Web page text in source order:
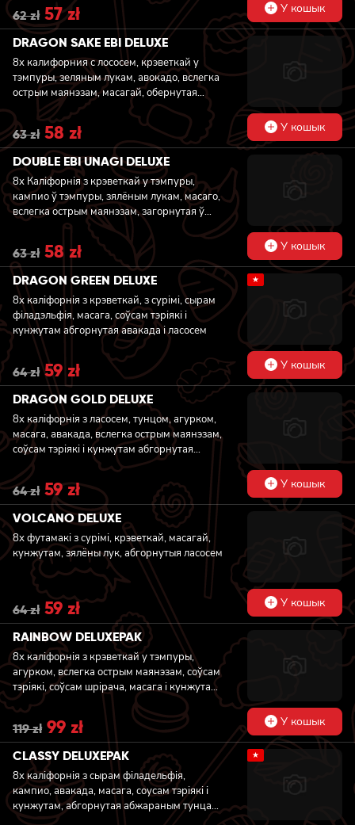
62zł Original
price
was:
62 zł.
57zł Current
price
is:
57 zł.
У кошык
DRAGON SAKE EBI DELUXE
8x калифорния с лососем, крэветкай у
тэмпуры, зеляным лукам, авокадо, вслегка
острым маянэзам, масагай, обернутая
угрем
63zł Original
price
was:
63 zł.
58 zł Current
price
is:
58 zł.
У кошык
DOUBLE EBI UNAGI DELUXE
8x Каліфорнія з крэветкай у тэмпуры,
кампио ў тэмпуры, зялёным лукам, масаго,
вслегка острым маянэзам, загорнутая ў
тунец, зверху тунец.
63zł Original
price
was:
63 zł.
58 zł Current
price
is:
58 zł.
У кошык
DRAGON GREEN DELUXE
8x каліфорнія з крэветкай, з сурімі, сырам
філадэльфія, масага, соўсам тэріякі і
кунжутам абгорнутая авакада і ласосем
★
64zł Original
price
was:
64 zł.
59 zł Current
price
is:
59 zł.
У кошык
DRAGON GOLD DELUXE
8x каліфорнія з ласосем, тунцом, агурком,
масага, авакада, вслегка острым маянэзам,
соўсам тэріякі і кунжутам абгорнутая
вугром
64zł Original
price
was:
64 zł.
59złCurrent
price
is:
59 zł.
У кошык
VOLCANO DELUXE
8х футамакі з сурімі, крэветкай, масагай,
кунжутам, зялёны лук, абгорнутыя ласосем
64zł Original
price
was:
64 zł.
59 złCurrent
price
is:
59 zł.
У кошык
RAINBOW DELUXEPAK
8x каліфорнія з крэветкай у тэмпуры,
агурком, вслегка острым маянэзам, соўсам
тэріякі, соўсам шрiрача, масага i кунжутам,
абгорнутая ласосем, тунцом, вугром і
крэветкай, 8x каліфорнія з сырам
філадэльфія, агурком, кампіа, авакада,
вслегка острым маянэзам, соўсам тэріякі,
соўсам шрiрача, масага i кунжутам,
абгорнутая ласосем, тунцом, вугром і
крэветкай
119zł Original
price
was:
119 zł.
99 zł Current
price
is:
99 zł.
У кошык
CLASSY DELUXEPAK
8x каліфорнія з сырам філадельфія,
кампио, авакада, масага, соусам тэріякі і
кунжутам, абгорнутая абжараным тунцам,
8x каліфорнія з сырам філадельфія,
★